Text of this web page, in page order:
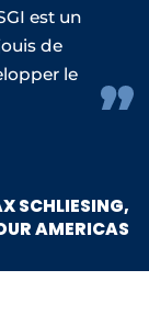
est un
de
le
SCHLIESING,
AMERICAS